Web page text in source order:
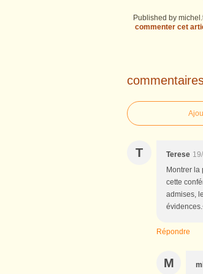
Published by
commenter cet
T Terese
Montrer la
cette
admises,
Répondre
M